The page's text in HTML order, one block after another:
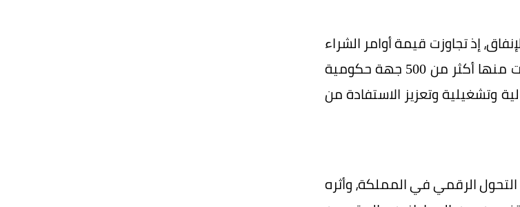
إذ تجاوزت قيمة أوامر الشراء
المنفذة عبر هذه الاتفاقيات 5.16 مليار ريال خلال عام 2025، واستفادت منها أكثر من 500 جهة حكومية
وتشغيلية وتعزيز الاستفادة من
الرقمي في المملكة، وأثره